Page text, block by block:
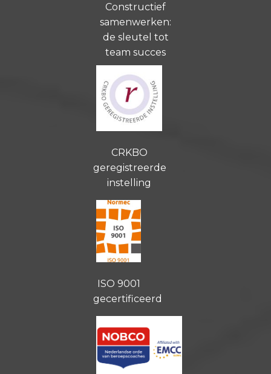
Constructief
samenwerken:
de sleutel tot
team succes
CRKBO
geregistreerde
instelling
ISO 9001
gecertificeerd